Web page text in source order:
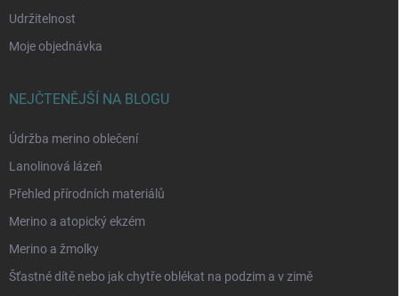
Udržitelnost
Moje objednávka
NEJČTENĚJŠÍ NA BLOGU
Údržba merino oblečení
Lanolinová lázeň
Přehled přírodních materiálů
Merino a atopický ekzém
Merino a žmolky
Šťastné dítě nebo jak chytře oblékat na podzim a v zimě